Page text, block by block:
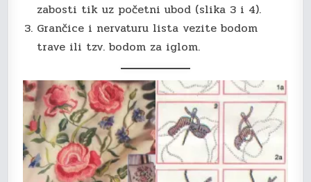
zabosti tik uz početni ubod (slika 3 i 4).
Grančice i nervaturu lista vezite bodom
trave ili tzv. bodom za iglom.